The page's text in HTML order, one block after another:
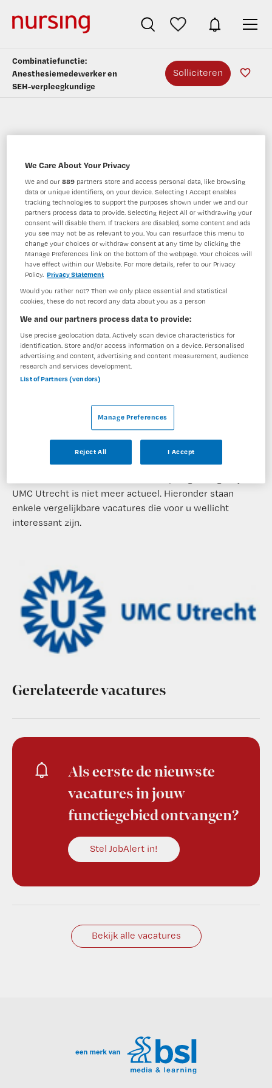
Combinatiefunctie:
Anesthesiemedewerker en
SEH-verpleegkundige
Solliciteren
Combinatiefunctie: Anesthesiemedewerker
en SEH-verpleegkundige
UMC Utrecht, Utrecht
VAKGEBIED
Verpleegkunde Anesthesieverpleegkundige
BRANCHE AANSTELLING
Tijdelijk met uitzicht op vast
10 april 2024
Vacature niet beschikbaar
Deze vacature Combinatiefunctie:
UMC Utrecht is niet meer actueel. Hieronder staan
enkele vergelijkbare vacatures die voor u wellicht
interessant zijn.
Gerelateerde vacatures
Als eerste de nieuwste
vacatures in jouw
functiegebied ontvangen?
Stel JobAlert in!
Bekijk alle vacatures
We Care About Your Privacy
We and our889 partners store and access personal data, like browsing
data or unique identifiers, on your device. Selecting I Accept enables
tracking technologies to support the purposes shown under we and our
partners process data to provide. Selecting Reject All or withdrawing your
consent will disable them. If trackers are disabled, some content and ads
you see may not be as relevant to you. You can resurface this menu to
change your choices or withdraw consent at any time by clicking the
Manage Preferences link on the bottom of the webpage. Your choices will
have effect within our Website. For more details, refer to our Privacy
Policy. Privacy Statement
Would you rather not? Then we only place essential and statistical
cookies, these do not record any data about you as a person
We and our partners process data to provide:
Use precise geolocation data. Actively scan device characteristics for
identification. Store and/or access information on a device. Personalised
advertising and content, advertising and content measurement, audience
research and services development.
List of Partners (vendors)
Manage Preferences
Reject All I Accept